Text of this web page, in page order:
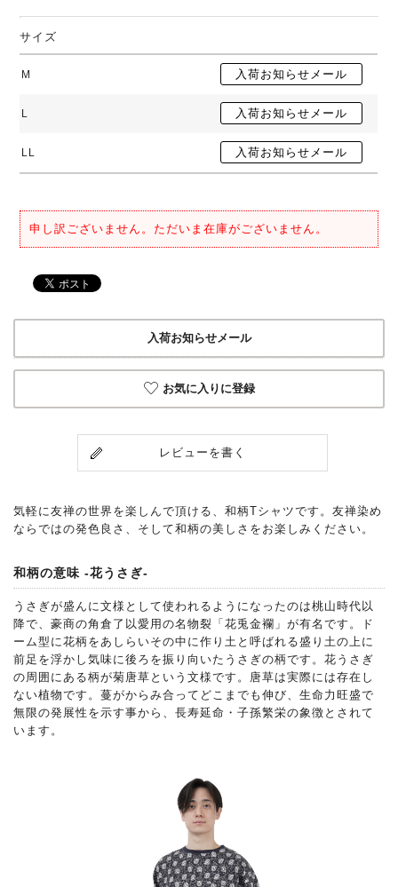
サイズ
M
L
LL
申し訳ございません。ただいま在庫がございません。
入荷お知らせメール
お気に入りに登録
レビューを書く
気軽に友禅の世界を楽しんで頂ける、和柄Tシャツです。友禅染め
ならではの発色良さ、そして和柄の美しさをお楽しみください。
和柄の意味 -花うさぎ-
うさぎが盛んに文様として使われるようになったのは桃山時代以
降で、豪商の角倉了以愛用の名物裂「花兎金襴」が有名です。ド
ーム型に花柄をあしらいその中に作り土と呼ばれる盛り土の上に
前足を浮かし気味に後ろを振り向いたうさぎの柄です。花うさぎ
の周囲にある柄が菊唐草という文様です。唐草は実際には存在し
ない植物です。蔓がからみ合ってどこまでも伸び、生命力旺盛で
無限の発展性を示す事から、長寿延命・子孫繁栄の象徴とされて
います。